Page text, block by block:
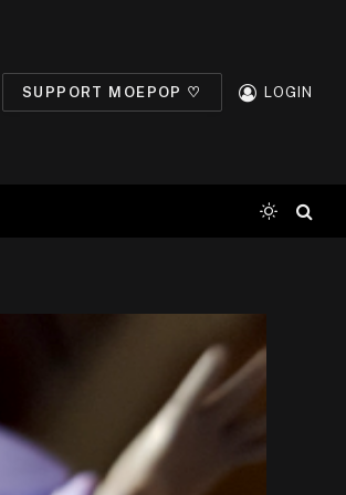
SUPPORT MOEPOP ♡ LOGIN